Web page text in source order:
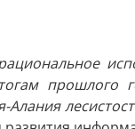
прошлого